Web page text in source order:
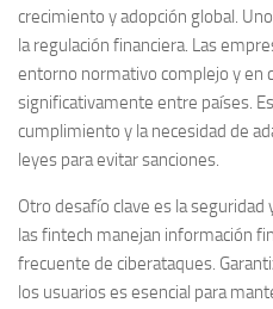
crecimiento y adopción global.
laregulación financiera. Las
entorno normativo complejo y en
significativamente entre países.
cumplimiento y la necesidad de
leyes para evitar sanciones.
Otro desafío clave es laseguridad
las fintech manejan información
frecuente de ciberataques.
los usuarios es esencial para